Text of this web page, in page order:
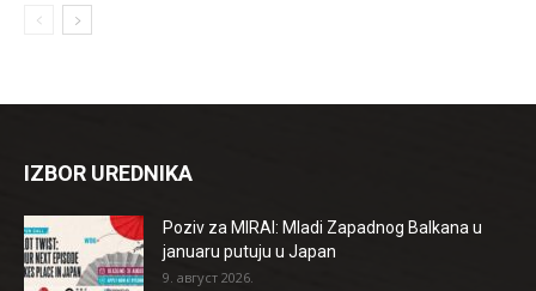
IZBOR UREDNIKA
Poziv za MIRAI: Mladi Zapadnog Balkana u
januaru putuju u Japan
9. август 2026.